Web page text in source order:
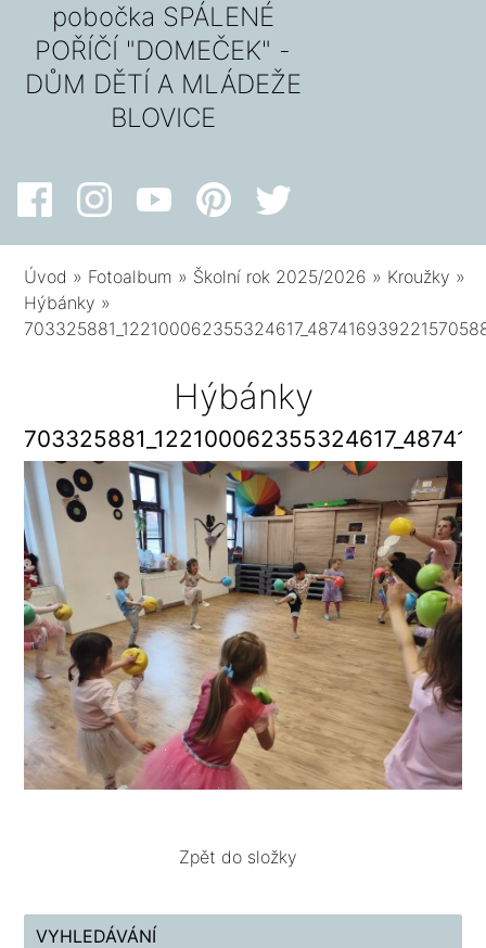
pobočka SPÁLENÉ
POŘÍČÍ "DOMEČEK" -
DŮM DĚTÍ A MLÁDEŽE
BLOVICE
Úvod » Fotoalbum » Školní rok 2025/2026 » Kroužky »
Hýbánky »
Hýbánky
Zpět do složky
VYHLEDÁVÁNÍ